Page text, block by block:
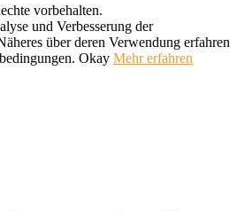
vorbehalten.
und Verbesserung der
über deren Verwendung erfahren
Okay Mehr erfahren